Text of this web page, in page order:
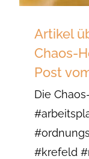
Artikel
Chaos-
Post
Die
#krefeld